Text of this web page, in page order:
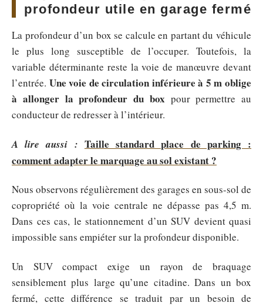
profondeur utile en garage fermé
La profondeur d’un box se calcule en partant du véhicule
le plus long susceptible de l’occuper. Toutefois, la
variable déterminante reste la voie de manœuvre devant
l’entrée. Une voie de circulation inférieure à 5 m oblige
à allonger la profondeur du box pour permettre au
conducteur de redresser à l’intérieur.
A lire aussi : Taille standard place de parking :
comment adapter le marquage au sol existant ?
Nous observons régulièrement des garages en sous-sol de
copropriété où la voie centrale ne dépasse pas 4,5 m.
Dans ces cas, le stationnement d’un SUV devient quasi
impossible sans empiéter sur la profondeur disponible.
Un SUV compact exige un rayon de braquage
sensiblement plus large qu’une citadine. Dans un box
fermé, cette différence se traduit par un besoin de